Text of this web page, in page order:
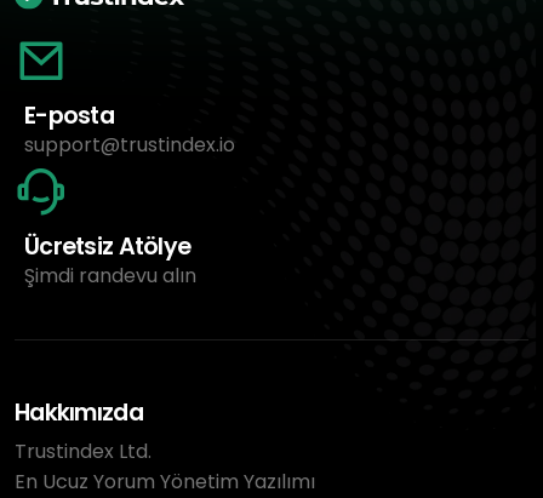
E-posta
support@trustindex.io
Ücretsiz Atölye
Şimdi randevu alın
Hakkımızda
Trustindex Ltd.
En Ucuz Yorum Yönetim Yazılımı